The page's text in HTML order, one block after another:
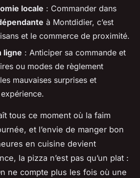
locale : Commander dans
à Montdidier, c’est
et le commerce de proximité.
ligne : Anticiper sa commande et
ou modes de règlement
mauvaises surprises et
tous ce moment où la faim
et l’envie de manger bon
en cuisine devient
la pizza n’est pas qu’un plat :
ne compte plus les fois où une